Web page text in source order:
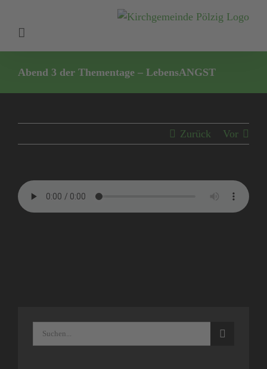
springen
Abend 3 der Thementage – LebensANGST
Zurück Vor
Suche
nach: